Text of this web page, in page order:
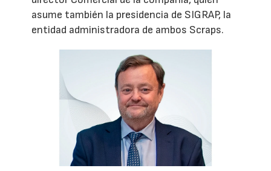
asume también la presidencia de SIGRAP, la
entidad administradora de ambos Scraps.